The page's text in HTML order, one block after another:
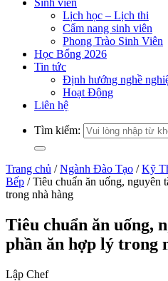
Sinh viên
Lịch học – Lịch thi
Cẩm nang sinh viên
Phong Trào Sinh Viên
Học Bổng 2026
Tin tức
Định hướng nghề
Hoạt Động
Liên hệ
Tìm kiếm:
Trang chủ / Ngành Đào Tạo / Kỹ
Bếp / Tiêu chuẩn ăn uống, nguyên
trong nhà hàng
Tiêu chuẩn ăn uống,
phần ăn hợp lý trong
Lập Chef